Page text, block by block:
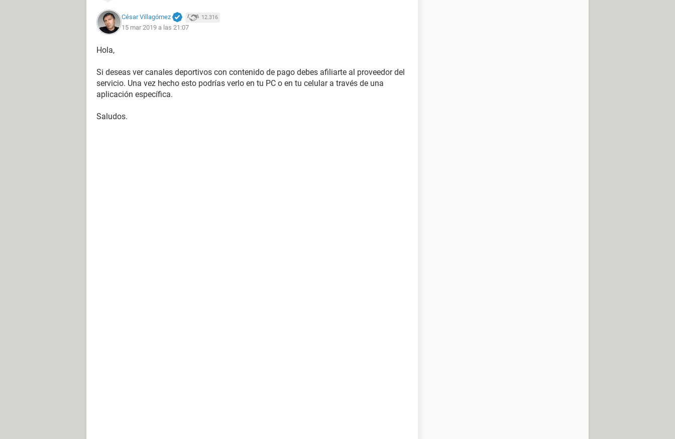
César Villagómez 12.316
15 mar 2019 a las 21:07
Hola,
Si deseas ver canales deportivos con contenido de pago debes afiliarte al proveedor del
servicio. Una vez hecho esto podrías verlo en tu PC o en tu celular a través de una
aplicación específica.
Saludos.